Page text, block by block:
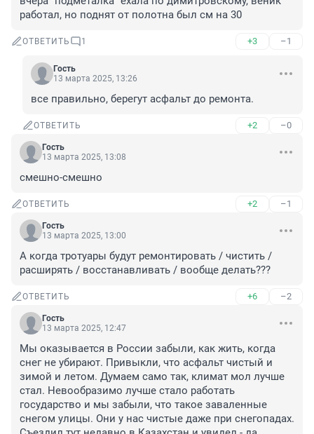
работал, но поднят от полотна был см на 30
ОТВЕТИТЬ 1 +3 –1
Гость
13 марта 2025, 13:26
все правильно, берегут асфальт до ремонта.
ОТВЕТИТЬ +2 –0
Гость
13 марта 2025, 13:08
смешно-смешно
ОТВЕТИТЬ +2 –1
Гость
13 марта 2025, 13:00
А когда тротуары будут ремонтировать / чистить /
расширять / восстанавливать / вообще делать???
ОТВЕТИТЬ +6 –2
Гость
13 марта 2025, 12:47
Мы оказывается в России забыли, как жить, когда
снег не убирают. Привыкли, что асфальт чистый и
зимой и летом. Думаем само так, климат мол лучше
стал. Невообразимо лучше стало работать
государство и мы забыли, что такое заваленные
снегом улицы. Они у нас чистые даже при снегопадах.